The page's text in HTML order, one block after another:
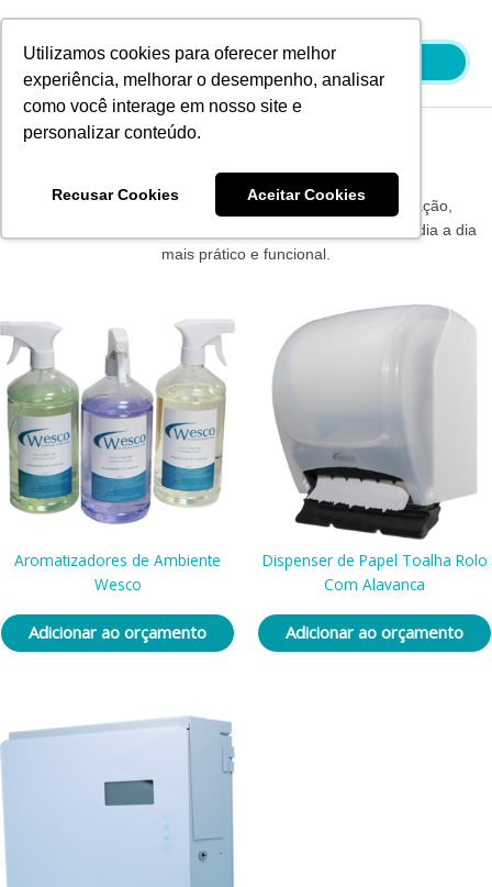
Utilizamos cookies para oferecer melhor
experiência, melhorar o desempenho, analisar
como você interage em nosso site e
personalizar conteúdo.
Recusar Cookies Aceitar Cookies
conteúdo
Os produtos Wesco são sinônimo de qualidade e inovação,
oferecendo soluções eficientes e confiáveis para tornar o dia a dia
mais prático e funcional.
Produtos Wesco
Aromatizadores de Ambiente
Wesco
Adicionar ao orçamento
Dispenser de Papel Toalha Rolo
Com Alavanca
Adicionar ao orçamento